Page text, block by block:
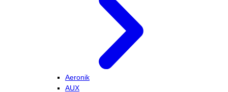
Aeronik
AUX